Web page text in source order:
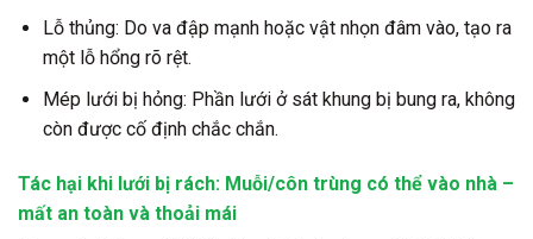
Lỗ thủng: Do va đập mạnh hoặc vật nhọn đâm vào, tạo ra
một lỗ hổng rõ rệt.
Mép lưới bị hỏng: Phần lưới ở sát khung bị bung ra, không
còn được cố định chắc chắn.
Tác hại khi lưới bị rách: Muỗi/côn trùng có thể vào nhà –
mất an toàn và thoải mái